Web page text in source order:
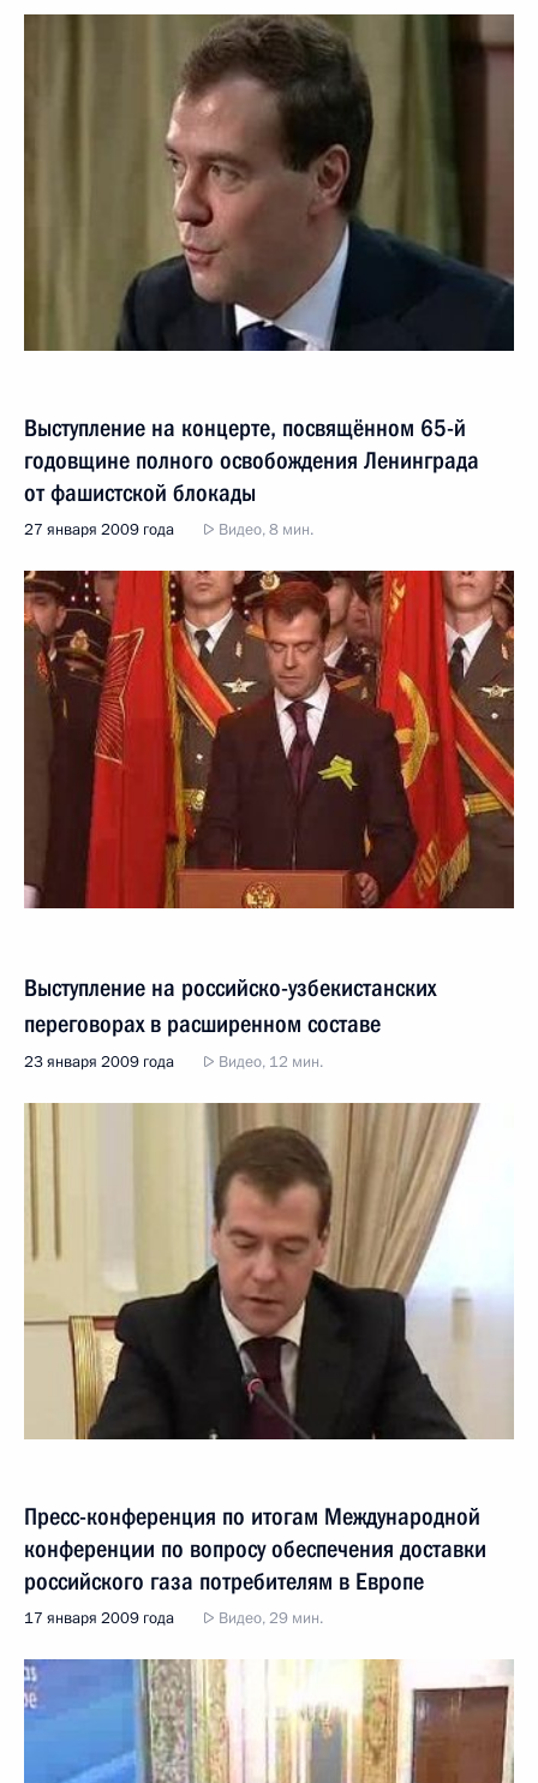
Выступление на концерте, посвящённом 65-й
годовщине полного освобождения Ленинграда
от фашистской блокады
27 января 2009 года Видео, 8 мин.
Выступление на российско-узбекистанских
переговорах в расширенном составе
23 января 2009 года Видео, 12 мин.
Пресс-конференция по итогам Международной
конференции по вопросу обеспечения доставки
российского газа потребителям в Европе
17 января 2009 года Видео, 29 мин.